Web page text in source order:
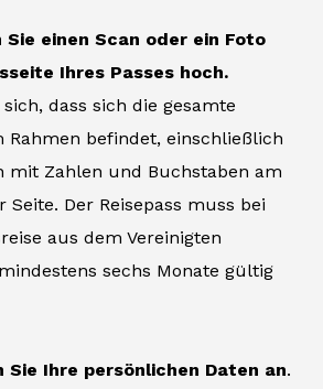
einen Scan oder ein Foto
Ihres Passes hoch.
dass sich die gesamte
Rahmen befindet, einschließlich
mit Zahlen und Buchstaben am
Seite. Der Reisepass muss bei
aus dem Vereinigten
sechs Monate gültig
Sie Ihre persönlichen Daten an.